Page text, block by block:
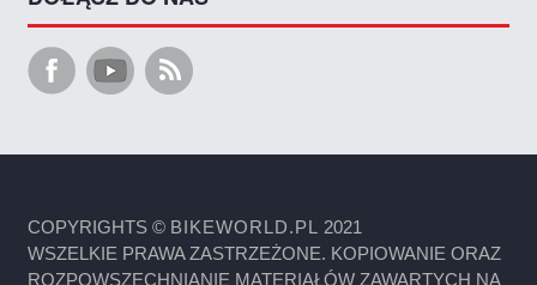
COPYRIGHTS © BIKEWORLD.PL 2021
WSZELKIE PRAWA ZASTRZEŻONE. KOPIOWANIE ORAZ
ROZPOWSZECHNIANIE MATERIAŁÓW ZAWARTYCH NA